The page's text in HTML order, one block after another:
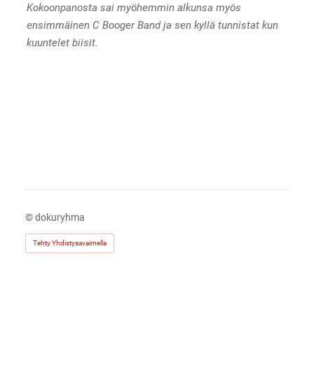
Kokoonpanosta sai myöhemmin alkunsa myös
ensimmäinen C Booger Band ja sen kyllä tunnistat kun
kuuntelet biisit.
©dokuryhma
Tehty Yhdistysavaimella